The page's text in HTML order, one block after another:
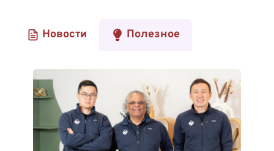
Новости Полезное